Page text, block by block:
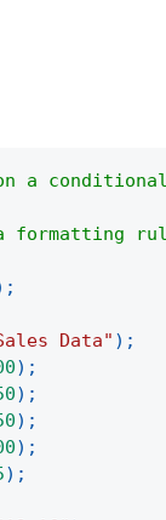
a
;
Data" ) ;
) ;
) ;
) ;
) ;
) ;